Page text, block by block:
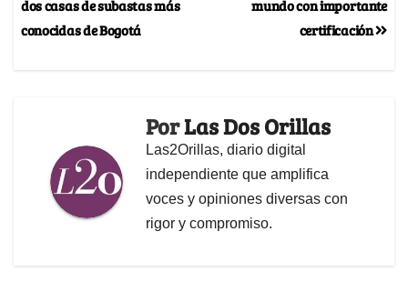
mundo con importante
certificación
dos casas de subastas más
conocidas de Bogotá
PorLas Dos Orillas
Las2Orillas, diario digital
independiente que amplifica
voces y opiniones diversas con
rigor y compromiso.